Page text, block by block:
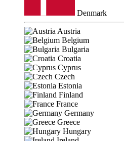
Denmark
Austria
Belgium
Bulgaria
Croatia
Cyprus
Czech
Estonia
Finland
France
Germany
Greece
Hungary